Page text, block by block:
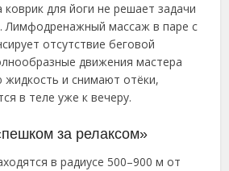
для йоги не решает задачи
Лимфодренажный массаж в паре с
отсутствие беговой
движения мастера
жидкость и снимают отёки,
в теле уже к вечеру.
за релаксом»
в радиусе 500–900 м от